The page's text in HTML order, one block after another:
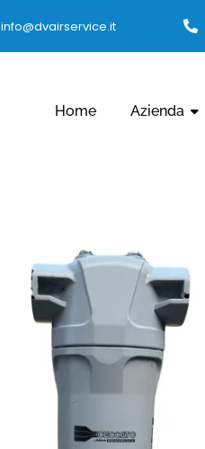
info@dvairservice.it
Home Azienda